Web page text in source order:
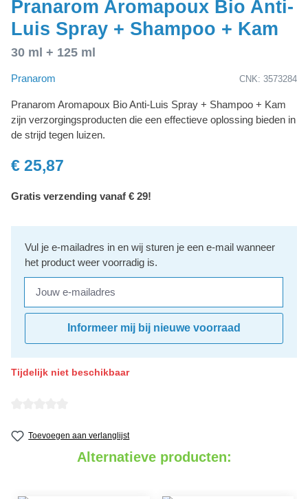
Pranarom Aromapoux Bio Anti-
Luis Spray + Shampoo + Kam
30 ml + 125 ml
Pranarom CNK: 3573284
Pranarom Aromapoux Bio Anti-Luis Spray + Shampoo + Kam
zijn verzorgingsproducten die een effectieve oplossing bieden in
de strijd tegen luizen.
€ 25,87
Gratis verzending vanaf € 29!
Vul je e-mailadres in en wij sturen je een e-mail wanneer
het product weer voorradig is.
Informeer mij bij nieuwe voorraad
Tijdelijk niet beschikbaar
Toevoegen aan verlanglijst
Alternatieve producten: